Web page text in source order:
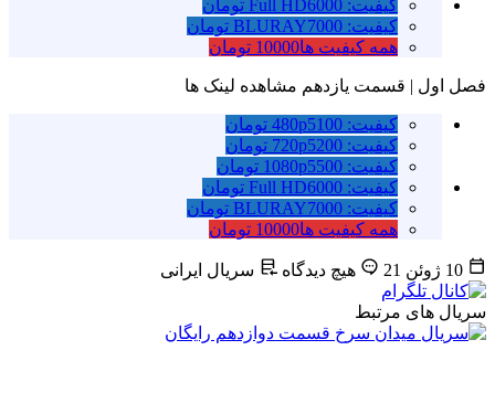
کیفیت: Full HD 6000 تومان
کیفیت: BLURAY 7000 تومان
همه کیفیت ها10000 تومان
فصل اول | قسمت یازدهم مشاهده لینک ها
کیفیت: 480p 5100 تومان
کیفیت: 720p 5200 تومان
کیفیت: 1080p 5500 تومان
کیفیت: Full HD 6000 تومان
کیفیت: BLURAY 7000 تومان
همه کیفیت ها10000 تومان
هیچ دیدگاه سریال ایرانی
سریال های مرتبط